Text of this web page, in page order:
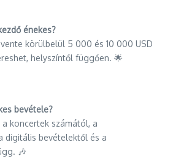
énekes?
körülbelül 5 000 és 10 000 USD
helyszíntől függően. 🌟
bevétele?
koncertek számától, a
digitális bevételektől és a
🎶